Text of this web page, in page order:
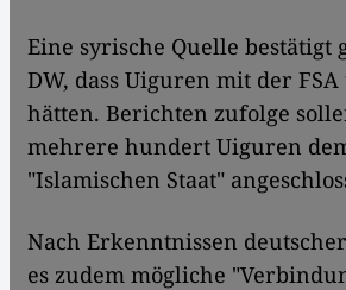
Eine syrische Quelle bestätigt
DW, dass Uiguren mit der
hätten. Berichten zufolge
mehrere hundert Uiguren
"Islamischen Staat"
Nach Erkenntnissen
es zudem mögliche